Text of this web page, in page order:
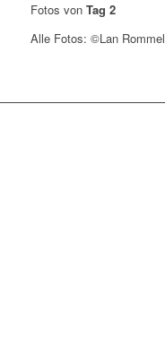
Fotos von Tag 2
Alle Fotos: ©Lan Rommel